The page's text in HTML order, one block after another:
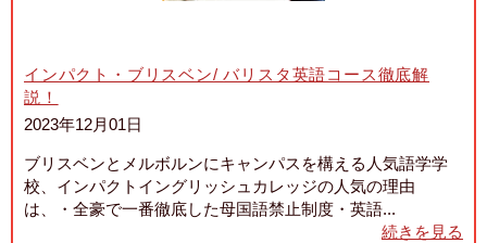
インパクト・ブリスベン/ バリスタ英語コース徹底解
説！
2023年12月01日
ブリスベンとメルボルンにキャンパスを構える人気語学学
校、インパクトイングリッシュカレッジの人気の理由
は、・全豪で一番徹底した母国語禁止制度・英語...
続きを見る